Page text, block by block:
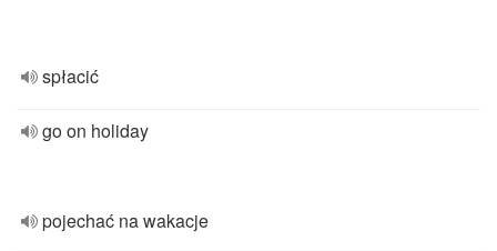
spłacić
go on holiday
pojechać na wakacje